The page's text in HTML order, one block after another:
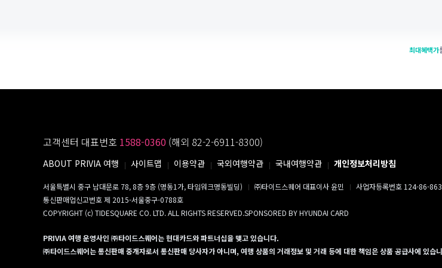
최대혜택가
고객센터 대표번호 1588-0360 (해외 82-2-6911-8300)
ABOUT PRIVIA 여행 사이트맵 이용약관 국외여행약관 국내여행약관 개인정보처리방침
서울특별시 중구 남대문로 78, 8층 9층 (명동1가, 타임워크명동빌딩) ㈜타이드스퀘어 대표이사 윤민 사업자등록번호 124-86-
통신판매업신고번호 제 2015-서울중구-0788호
COPYRIGHT (c) TIDESQUARE CO. LTD. ALL RIGHTS RESERVED.SPONSORED BY HYUNDAI CARD
PRIVIA 여행 운영사인 ㈜타이드스퀘어는 현대카드와 파트너십을 맺고 있습니다.
㈜타이드스퀘어는 통신판매 중개자로서 통신판매 당사자가 아니며, 여행 상품의 거래정보 및 거래 등에 대한 책임은 상품 공급사에 있습